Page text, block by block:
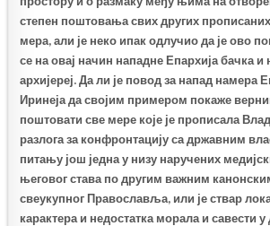
степен поштовања свих других
мера, али је неко ипак одлучио да је ово
се на овај начин нападне Епархија бачка
архијереј. Да ли је повод за напад намера
Иринеја да својим примером покаже
поштовати све мере које је прописала
разлога за конфронтацију са државним
питању још једна у низу наручених
његовог става по другим важним
свеукупног Православља, или је ствар
карактера и недостатка морала и савести